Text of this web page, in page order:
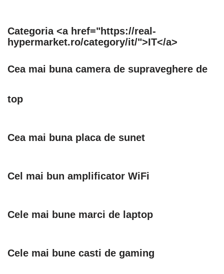
Categoria <a href="https://real-
hypermarket.ro/category/it/">IT</a>
Cea mai buna camera de supraveghere de
top
Cea mai buna placa de sunet
Cel mai bun amplificator WiFi
Cele mai bune marci de laptop
Cele mai bune casti de gaming